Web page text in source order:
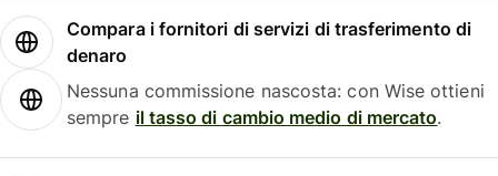
Compara i fornitori di servizi di trasferimento di
denaro
Nessuna commissione nascosta: con Wise ottieni
sempre il tasso di cambio medio di mercato.